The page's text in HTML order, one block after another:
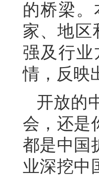
的桥梁。
家、地区
强及行
情，反映
开放的
会，还
都是中国
业深挖中